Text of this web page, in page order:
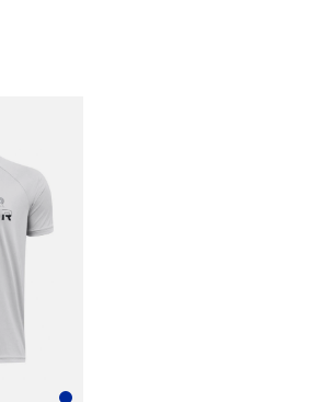
med komfort og
dig med at nå nye højder.